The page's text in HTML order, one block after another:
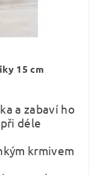
15 cm
a zabaví ho
déle
krmivem